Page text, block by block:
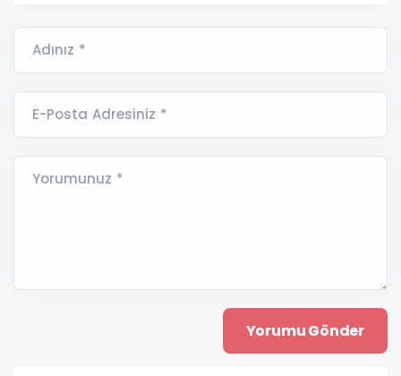
Adınız *
E-Posta Adresiniz *
Yorumunuz *